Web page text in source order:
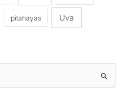
pitahayas Uva